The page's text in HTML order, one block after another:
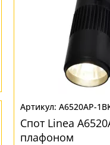
A6520AP-
Спот Linea
плафоном